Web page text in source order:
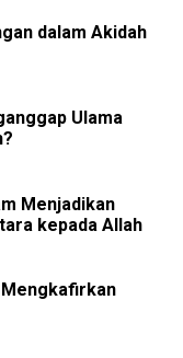
dalam Akidah
Ulama
Menjadikan
kepada Allah
Mengkafirkan